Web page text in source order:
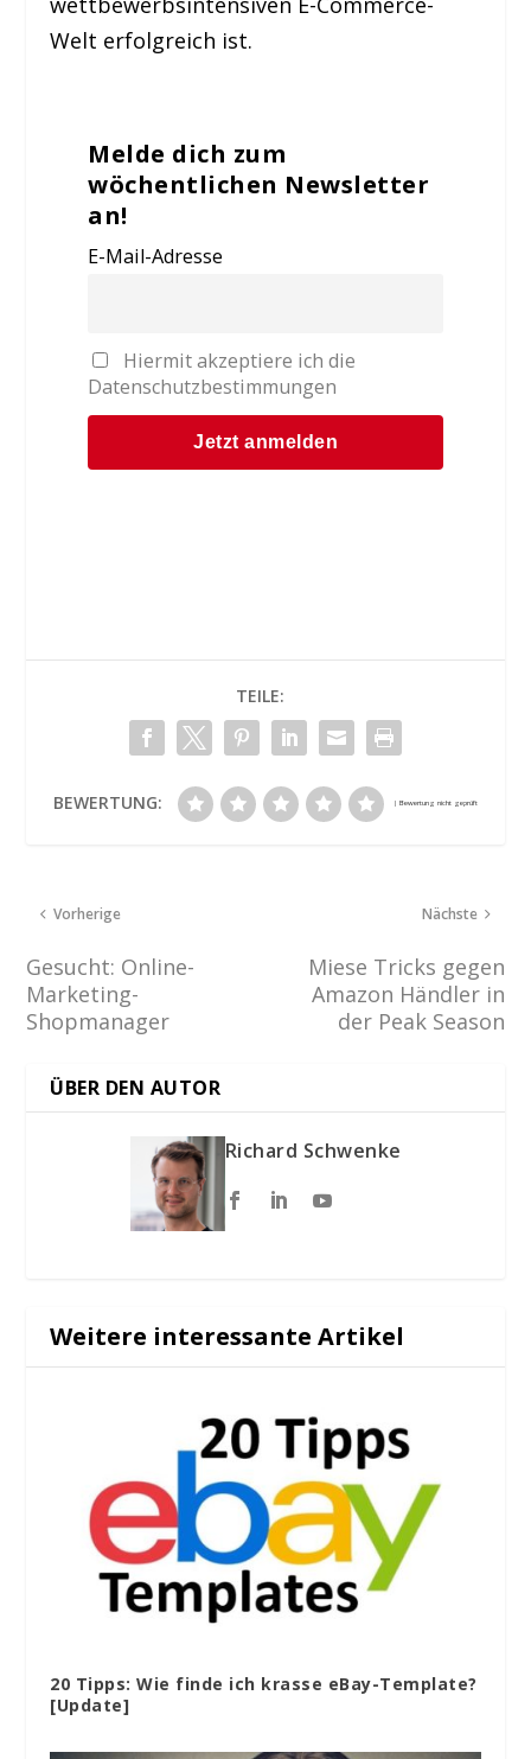
Welt erfolgreich ist.
Melde dich zum
wöchentlichen Newsletter
an!
E-Mail-Adresse
Hiermit akzeptiere ich die
Datenschutzbestimmungen
TEILE:
BEWERTUNG:
Vorherige
Gesucht: Online-
Marketing-
Shopmanager
Nächste
Miese Tricks gegen
Amazon Händler in
der Peak Season
ÜBER DEN AUTOR
Richard Schwenke
Weitere interessante Artikel
20 Tipps: Wie finde ich krasse eBay-Template?
[Update]